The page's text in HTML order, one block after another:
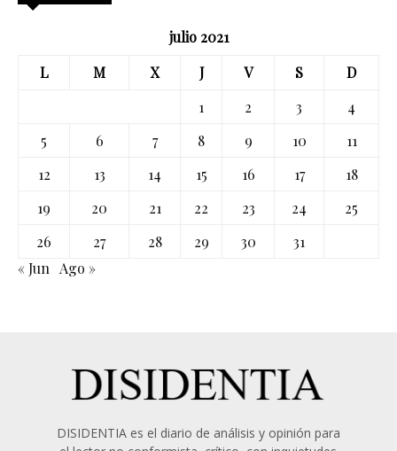
julio 2021
L
M X J V S
D
1
2 3
4
5
6 7 8 9 10
11
12
13 14 15 16 17
18
19
20 21 22 23 24
25
26
27 28 29 30
31
« Jun Ago »
DISIDENTIA es el diario de análisis y opinión para